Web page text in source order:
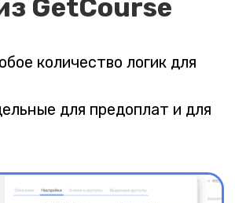
81 380 ₸
109 980 ₸